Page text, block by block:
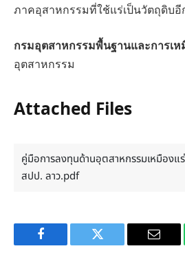
ภาคอุสาหกรรมที่ใช้แร่เป็นวัตถุดิบอี
กรมอุตสาหกรรมพื้นฐานและการเห
อุตสาหกรรม
Attached Files
คู่มือการลงทุนด้านอุตสาหกรรมเหมืองแร่
สปป. ลาว.pdf
Facebook Twitter Email